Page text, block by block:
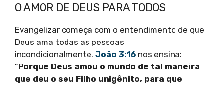
O AMOR DE DEUS PARA TODOS
Evangelizar começa com o entendimento de que
Deus ama todas as pessoas
incondicionalmente. João 3:16 nos ensina:
“Porque Deus amou o mundo de tal maneira
que deu o seu Filho unigênito, para que